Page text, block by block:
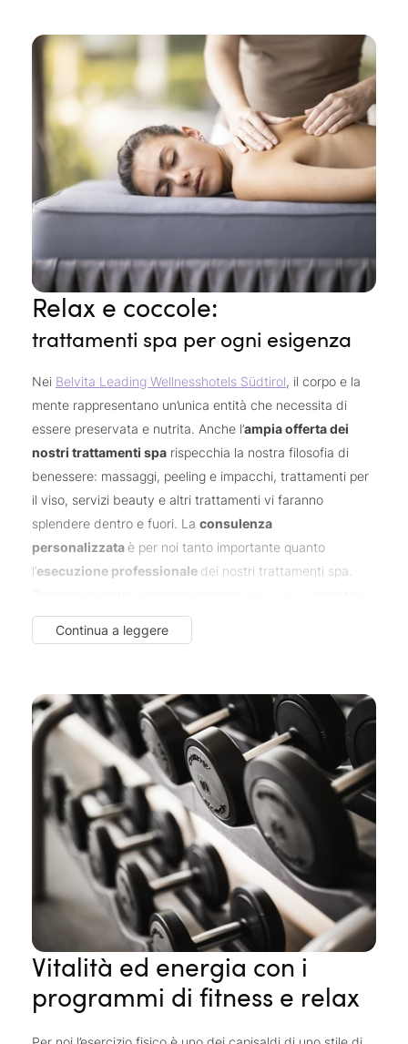
Relax e coccole:
trattamenti spa per ogni esigenza
Nei Belvita Leading Wellnesshotels Südtirol, il corpo e la
mente rappresentano un’unica entità che necessita di
essere preservata e nutrita. Anche l’ampia offerta dei
nostri trattamenti spa rispecchia la nostra filosofia di
benessere: massaggi, peeling e impacchi, trattamenti per
il viso, servizi beauty e altri trattamenti vi faranno
splendere dentro e fuori. La consulenza
personalizzata è per noi tanto importante quanto
l’esecuzione professionale dei nostri trattamenti spa.
guidare dallaconsulenza personalizzata del nostro
team di collaboratori esperti
utilizziamo esclusivamenteprodotti di altissima qualità
rinomate linee cosmetiche. Inoltre, nei nostri hotel
specializzati in “Premium Spa” troverete il nostro
massaggio “Belvita Premium Spa” .
Continua a leggere
Vitalità ed energia con i
programmi di fitness e relax